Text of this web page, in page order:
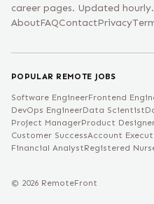
career pages. Updated hourly.
AboutFAQContactPrivacy
POPULAR REMOTE JOBS
Software EngineerFrontend
DevOps EngineerData Scientist
Project ManagerProduct
Customer SuccessAccount
Financial AnalystRegistered
© 2026 RemoteFront